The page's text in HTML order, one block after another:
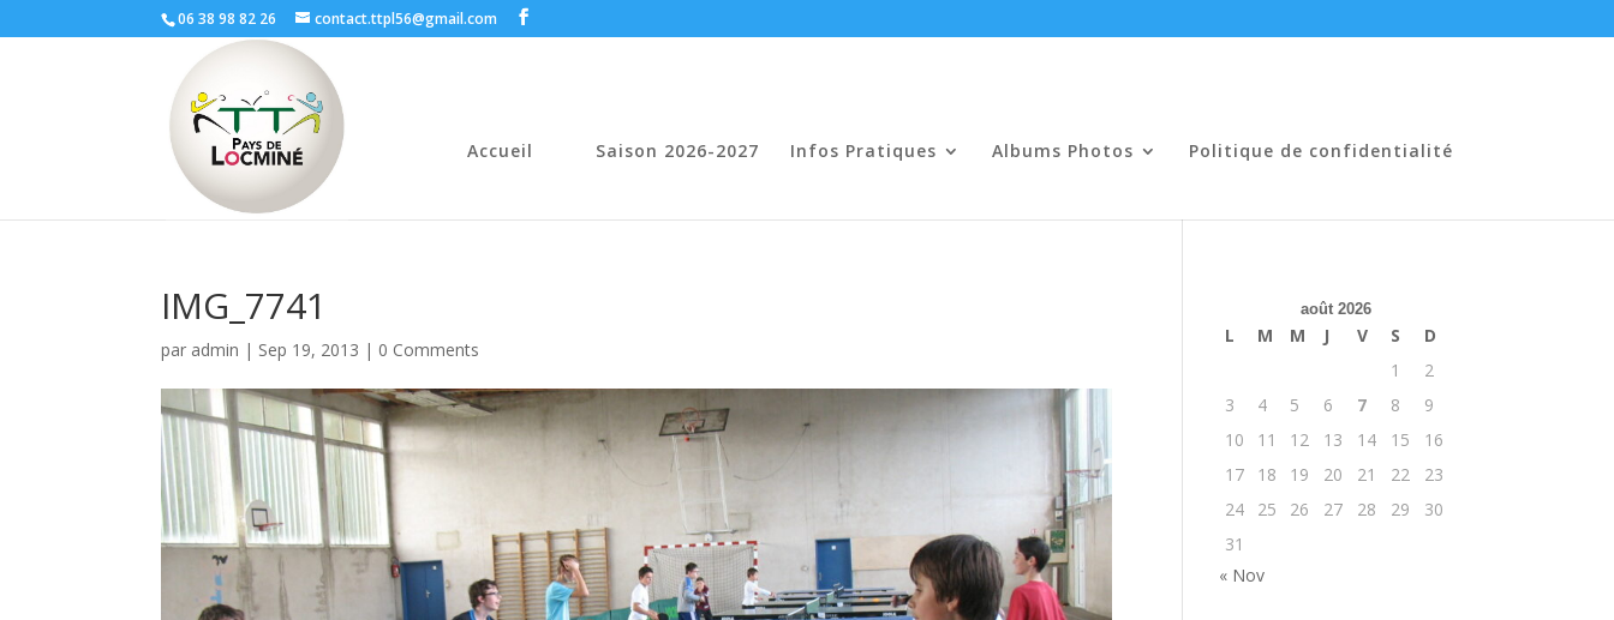
06 38 98 82 26 contact.ttpl56@gmail.com
Accueil Saison 2026-2027 Infos Pratiques Albums Photos Politique de confidentialité
IMG_7741
par admin | Sep 19, 2013 | 0 Comments
août 2026
L M M J V S
D
1
2
3
4 5 6 7 8
9
10
11 12 13 14 15
16
17
18 19 20 21 22
23
24
25 26 27 28 29
30
31
« Nov